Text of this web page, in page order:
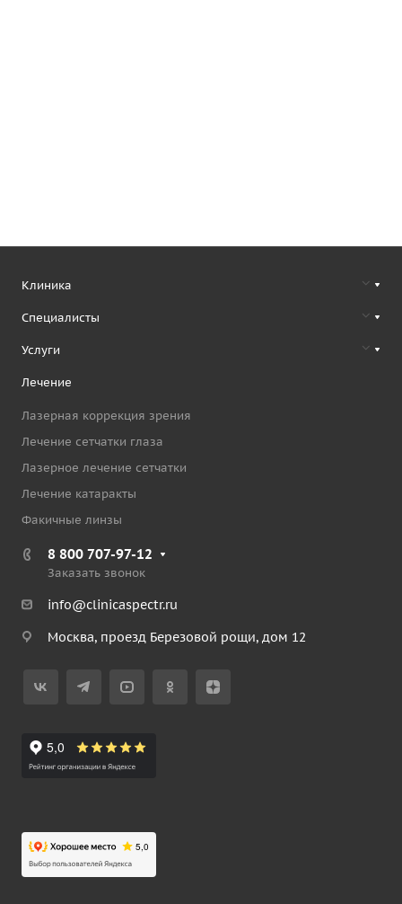
Клиника
Специалисты
Услуги
Лечение
Лазерная коррекция зрения
Лечение сетчатки глаза
Лазерное лечение сетчатки
Лечение катаракты
Факичные линзы
8 800 707-97-12
Заказать звонок
info@clinicaspectr.ru
Москва, проезд Березовой рощи, дом 12